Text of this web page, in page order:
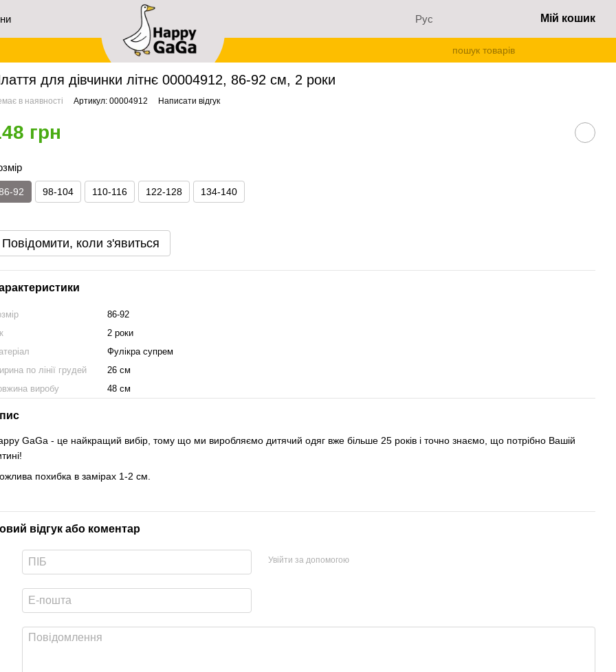
Рус Мій кошик
Плаття Плаття для дівчинки літнє 00004912, 86-92 см, 2 роки
для дівчинки літнє 00004912, 86-92 см, 2 роки
в наявності Артикул: 00004912 Написати відгук
грн
92 98-104 110-116 122-128 134-140
Повідомити, коли з'явиться
86-92
2 роки
Фулікра супрем
по лінії грудей
26 см
виробу
48 см
GaGa - це найкращий вибір, тому що ми виробляємо дитячий одяг вже більше 25 років і точно знаємо, що потрібно Вашій
похибка в замірах 1-2 см.
відгук або коментар
Увійти за допомогою